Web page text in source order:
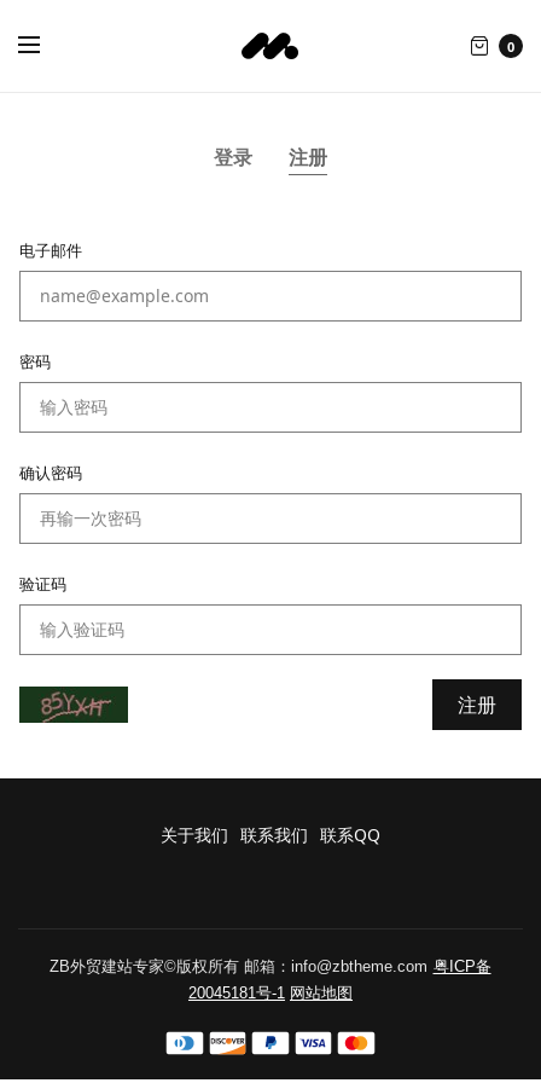
0
登录 注册
电子邮件
密码
确认密码
验证码
关于我们 联系我们 联系QQ
ZB外贸建站专家©版权所有 邮箱：info@zbtheme.com 粤ICP备
20045181号-1 网站地图